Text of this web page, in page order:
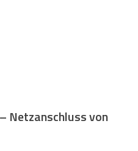
Netzanschluss von